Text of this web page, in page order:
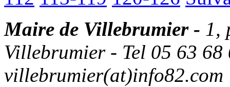
Maire de Villebrumier - 1,
Villebrumier - Tel 05 63
villebrumier(at)info82.com